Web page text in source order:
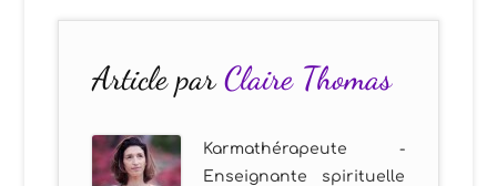
Article parClaire Thomas
Karmathérapeute -
Enseignante spirituelle